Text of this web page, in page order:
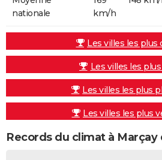
nationale
km/h
Les villes les plus
Les villes les
Les villes les plus
Les villes les plus
Records du climat à Marçay